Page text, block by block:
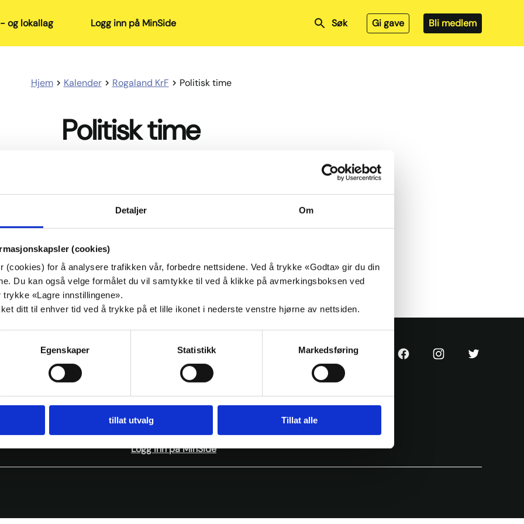
Detaljer Om
(cookies)
(cookies) for å analysere trafikken vår, forbedre nettsidene. Ved å trykke «Godta» gir du din
Du kan også velge formålet du vil samtykke til ved å klikke på avmerkingsboksen ved
«Lagre innstillingene».
ditt til enhver tid ved å trykke på et lille ikonet i nederste venstre hjørne av nettsiden.
Egenskaper Statistikk Markedsføring
tillat utvalg Tillat alle
og lokallag Logg inn på MinSide Søk Gi gave Bli medlem
Hjem Kalender Rogaland KrF Politisk time
Politisk time
kl. 19:30
Idé
Skoleoppgave
Nettbutikk
Logg inn på MinSide
KrF
KrF
KrF